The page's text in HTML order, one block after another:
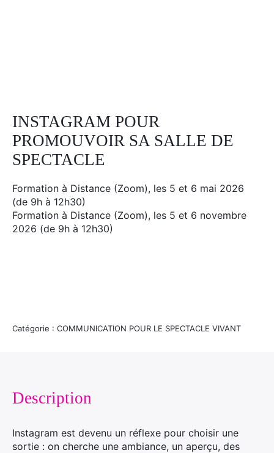
INSTAGRAM POUR
PROMOUVOIR SA SALLE DE
SPECTACLE
Formation à Distance (Zoom), les 5 et 6 mai 2026
(de 9h à 12h30)
Formation à Distance (Zoom), les 5 et 6 novembre
2026 (de 9h à 12h30)
Catégorie : COMMUNICATION POUR LE SPECTACLE VIVANT
Description
Instagram est devenu un réflexe pour choisir une
sortie : on cherche une ambiance, un aperçu, des